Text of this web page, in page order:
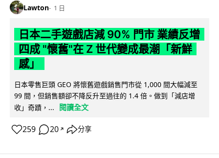
Lawton 1 日
日本二手遊戲店減 90% 門市 業績反增
四成 "懷舊"在 Z 世代變成最潮「新鮮
感」
日本零售巨頭 GEO 將懷舊遊戲銷售門市從 1,000 間大幅減至
99 間，但銷售額卻不降反升至過往的 1.4 倍。做到「減店增
收」奇蹟，...
閱讀全文
259 20 ↗ 分享